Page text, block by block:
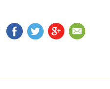
FB TW GP EM